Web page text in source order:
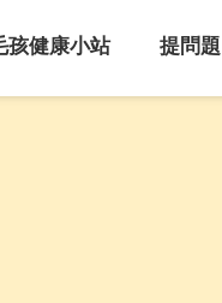
孩健康小站 提問題